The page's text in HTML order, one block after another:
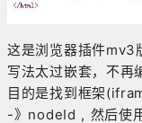
这是浏览器插件mv3
写法太过嵌套，不再
目的是找到框架
-》nodeId , 然后使